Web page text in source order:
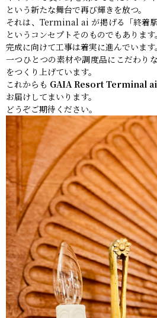
という新たな舞台で再び輝きを放つ。
それは、Terminal ai が掲げる「終着
というコンセプトそのものでもあります。
完成に向けて工事は着実に進んでいます。
一つひとつの素材や調度品にこだわり
をつくり上げています。
これからも GAIA Resort Terminal ai
お届けしてまいります。
どうぞご期待ください。